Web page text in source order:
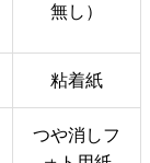
無し）
粘着紙
つや消しフ